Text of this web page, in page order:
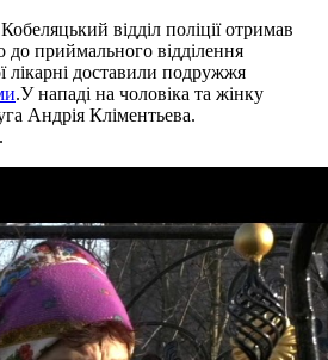
відділ поліції отримав
приймального відділення
лікарні доставили подружжя
.У нападі на чоловіка та жінку
Андрія Кліментьева.